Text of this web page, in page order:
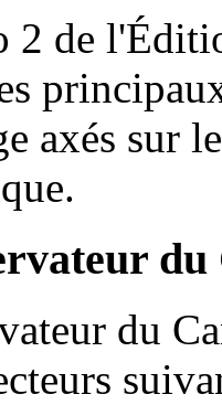
2 de
axés sur
du
du